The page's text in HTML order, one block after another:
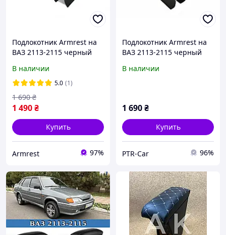
Подлокотник Armrest на
ВАЗ 2113-2115 черный
В наличии
5.0 (1)
1 490₴
1 690 ₴
Купить
Armrest 97%
Подлокотник Armrest на
ВАЗ 2113-2115 черный
В наличии
1 690₴
Купить
PTR-Car 96%